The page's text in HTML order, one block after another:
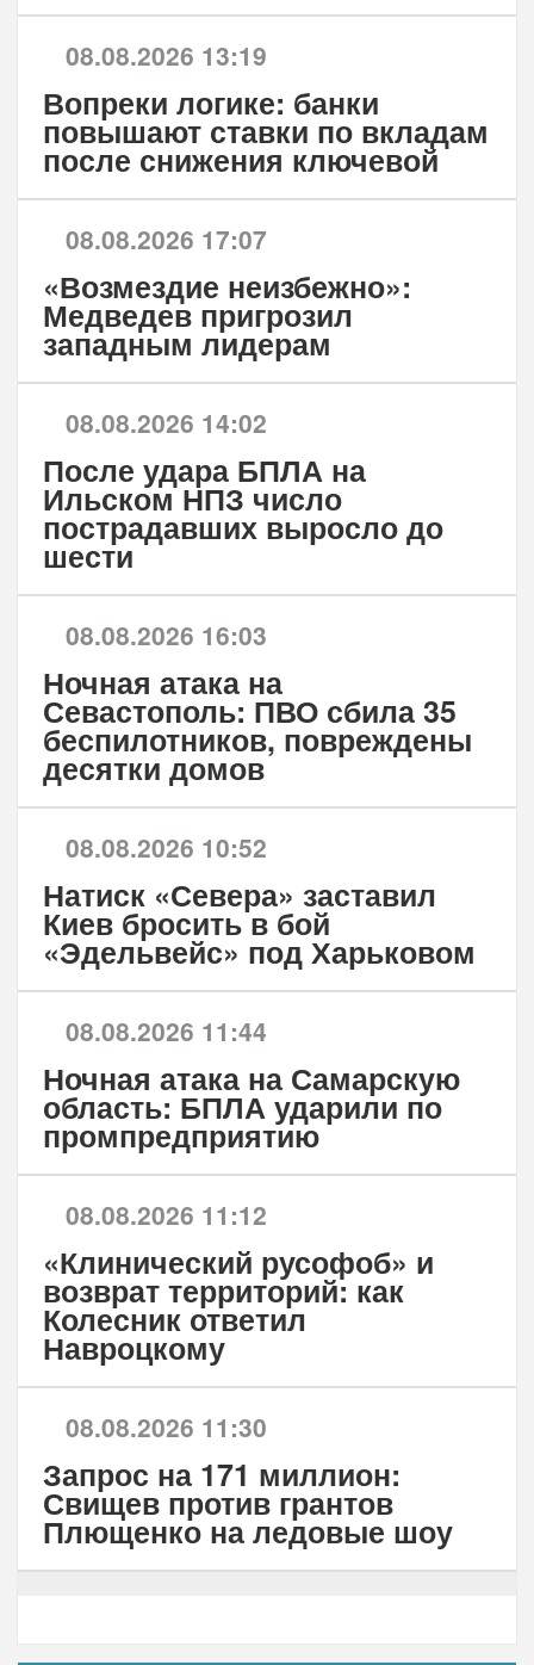
08.08.2026 13:19
Вопреки логике: банки
повышают ставки по вкладам
после снижения ключевой
08.08.2026 17:07
«Возмездие неизбежно»:
Медведев пригрозил
западным лидерам
08.08.2026 14:02
После удара БПЛА на
Ильском НПЗ число
пострадавших выросло до
шести
08.08.2026 16:03
Ночная атака на
Севастополь: ПВО сбила 35
беспилотников, повреждены
десятки домов
08.08.2026 10:52
Натиск «Севера» заставил
Киев бросить в бой
«Эдельвейс» под Харьковом
08.08.2026 11:44
Ночная атака на Самарскую
область: БПЛА ударили по
промпредприятию
08.08.2026 11:12
«Клинический русофоб» и
возврат территорий: как
Колесник ответил
Навроцкому
08.08.2026 11:30
Запрос на 171 миллион:
Свищев против грантов
Плющенко на ледовые шоу